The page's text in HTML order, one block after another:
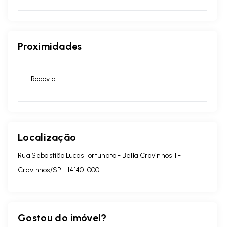
Proximidades
Rodovia
Localização
Rua Sebastião Lucas Fortunato - Bella Cravinhos ll -
Cravinhos/SP - 14140-000
Gostou do imóvel?